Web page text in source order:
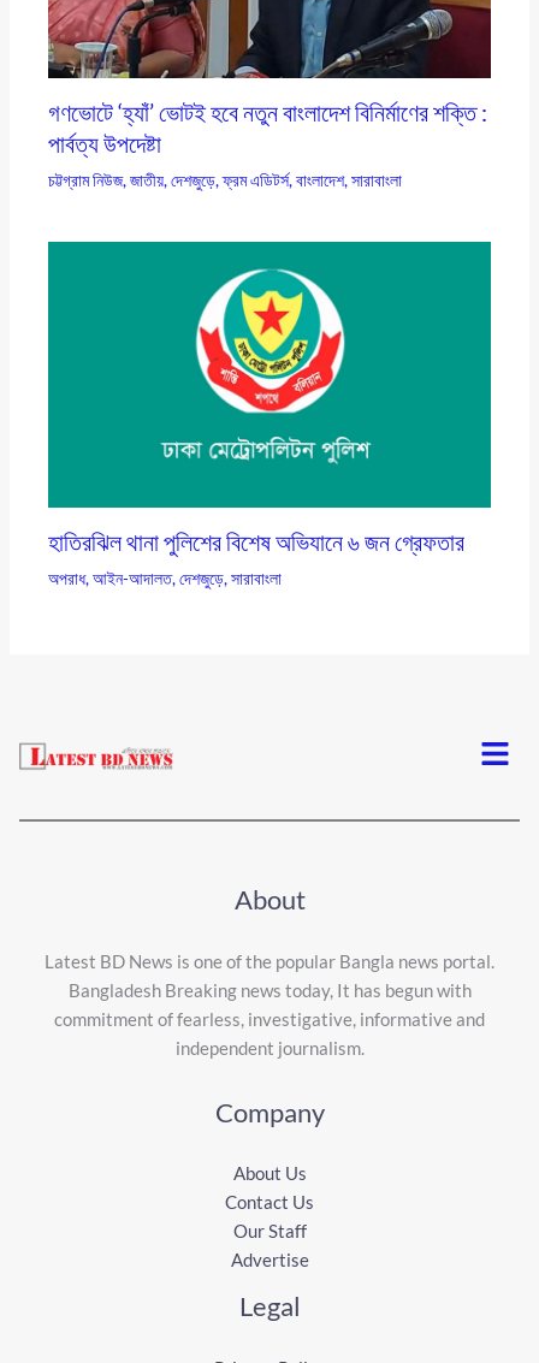
গণভোটে ‘হ্যাঁ’ ভোটই হবে নতুন বাংলাদেশ বিনির্মাণের শক্তি :
পার্বত্য উপদেষ্টা
চট্টগ্রাম নিউজ,জাতীয়,দেশজুড়ে,ফ্রম এডিটর্স,বাংলাদেশ,সারাবাংলা
হাতিরঝিল থানা পুলিশের বিশেষ অভিযানে ৬ জন গ্রেফতার
অপরাধ,আইন-আদালত,দেশজুড়ে,সারাবাংলা
Menu
About
Latest BD News is one of the popular Bangla news portal.
Bangladesh Breaking news today, It has begun with
commitment of fearless, investigative, informative and
independent journalism.
Company
About Us
Contact Us
Our Staff
Advertise
Legal